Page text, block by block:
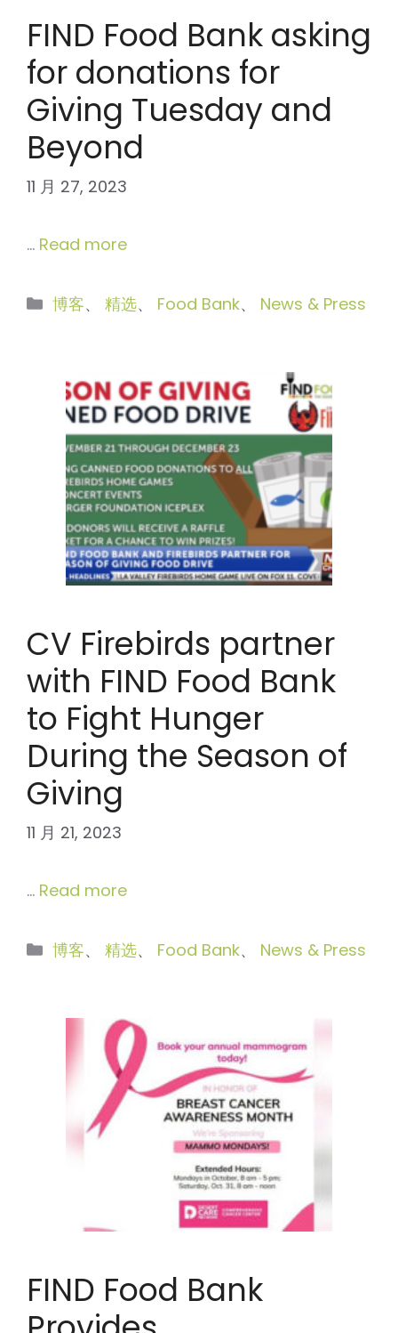
FIND Food Bank asking
for donations for
Giving Tuesday and
Beyond
11 月 27, 2023
… Read more
分
博客、 精选、 Food Bank、 News & Press
CV Firebirds partner
with FIND Food Bank
to Fight Hunger
During the Season of
Giving
11 月 21, 2023
… Read more
分
博客、 精选、 Food Bank、 News & Press
FIND Food Bank